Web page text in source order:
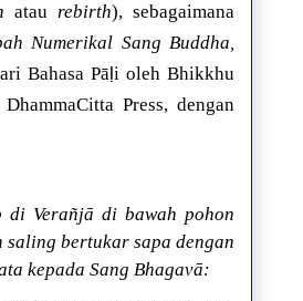
atau rebirth), sebagaimana
Numerikal Sang Buddha,
Bahasa Pāḷi oleh Bhikkhu
Press, dengan
di Verañjā di bawah pohon
saling bertukar sapa dengan
kepada Sang Bhagavā: